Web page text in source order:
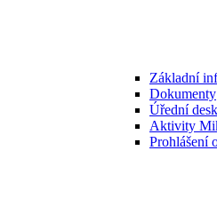
Základní
Dokumenty
Úřední
Aktivity
Prohlášení